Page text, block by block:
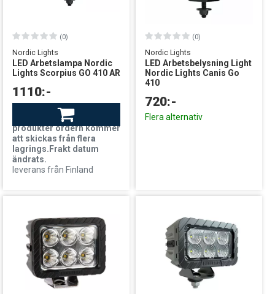
Nordic Lights
LED Arbetslampa Nordic
Lights Scorpius GO 410 AR
(0)
1110:-
Finns i lager
OBS!Eftersom mängden
produkter ordern kommer
att skickas från flera
lagrings.Frakt datum
ändrats.
leverans från Finland
Nordic Lights
LED Arbetsbelysning Light
Nordic Lights Canis Go
410
(0)
720:-
Flera alternativ